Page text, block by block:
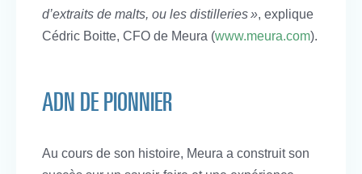
d’extraits de malts, ou les distilleries », explique
Cédric Boitte, CFO de Meura (www.meura.com).
ADN DE PIONNIER
Au cours de son histoire, Meura a construit son